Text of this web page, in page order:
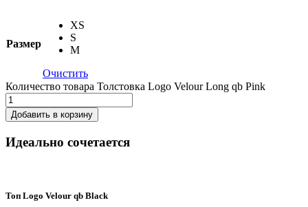
Размер
XS
S
M
Очистить
Количество товара Толстовка Logo Velour Long qb Pink
Добавить в корзину
Идеально сочетается
Топ Logo Velour qb Black